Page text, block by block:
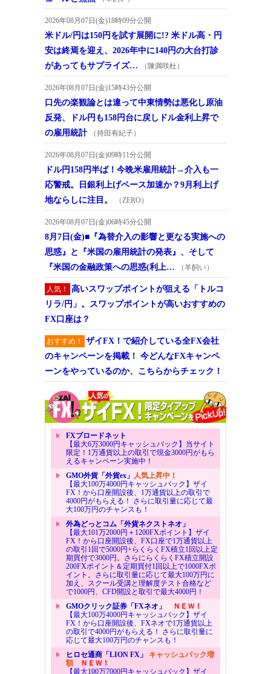
2026年08月07日(金)18時09分公開
米ドル/円は150円を試す展開に!? 米ドル高・円
安は終焉を迎え、2026年中に140円の大台打診
があってもサプライズ…
（陳満咲杜）
2026年08月07日(金)15時43分公開
口先の楽観論とは違って中東情勢は悪化し原油
反発、ドル円も158円台に戻しドル金利上昇で
の雇用統計
（持田有紀子）
2026年08月07日(金)09時11分公開
ドル円158円半ば！今晩米雇用統計→介入も一
応警戒。日銀利上げペース加速か？9月利上げ
地ならしに注目。
（ZERO）
2026年08月07日(金)06時45分公開
8月7日(金)■『為替介入の影響と更なる実施への
思惑』と『米国の雇用統計の発表』、そして
『米国の金融政策への思惑(利上…
（羊飼い）
人気！
高いスワップポイントが狙える「トルコ
リラ/円」。スワップポイントが高いおすすめの
FX口座は？
おすすめ！
ザイFX！で紹介している全FX会社
のキャンペーンを掲載！ 今どんなFXキャンペ
ーンをやっているのか、こちらからチェック！
FXブロードネット
【最大6万3000円キャッシュバック】当サイト
限定！1万通貨以上の取引で現金3000円がもら
えるキャンペーン実施中！
GMO外貨「外貨ex」 人気上昇中！
【最大100万4000円キャッシュバック】ザイ
FX！から口座開設後、1万通貨以上の取引で
4000円がもらえる！ さらに取引量に応じて最
大100万円のチャンスも！
外為どっとコム「外貨ネクストネオ」
【最大101万2000円＋1200FXポイント】ザイ
FX！から口座開設後、FX口座で1万通貨以上
の取引1回で5000円+らくらくFX積立1回以上定
期買付で3000円。さらにらくらくFX積立開設
200FXポイント＆定期買付1回以上で1000FXポ
イント。さらに取引量に応じて最大100万円に
加え、スクール受講と理解度テスト合格など
で1000円、CFD開設と取引で最大4000円！
GMOクリック証券「FXネオ」
ＮＥＷ！
【最大100万4000円キャッシュバック】ザイ
FX！から口座開設後、FXネオで1万通貨以上
の取引で4000円がもらえる！ さらに取引量に
応じて最大100万円のチャンスも！
ヒロセ通商「LION FX」 キャッシュバック増
額ＮＥＷ！
【最大100万7000円キャッシュバック】ザイ